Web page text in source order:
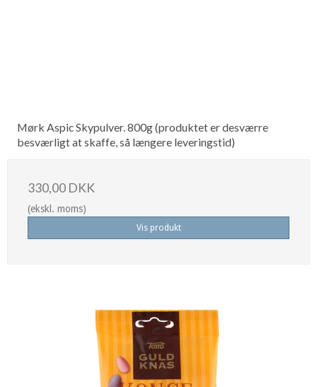
Mørk Aspic Skypulver. 800g (produktet er desværre
besværligt at skaffe, så længere leveringstid)
330,00 DKK
(ekskl. moms)
Vis produkt